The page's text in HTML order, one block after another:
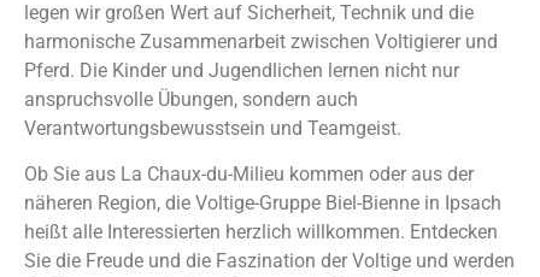
legen wir großen Wert auf Sicherheit, Technik und die
harmonische Zusammenarbeit zwischen Voltigierer und
Pferd. Die Kinder und Jugendlichen lernen nicht nur
anspruchsvolle Übungen, sondern auch
Verantwortungsbewusstsein und Teamgeist.
Ob Sie aus La Chaux-du-Milieu kommen oder aus der
näheren Region, die Voltige-Gruppe Biel-Bienne in Ipsach
heißt alle Interessierten herzlich willkommen. Entdecken
Sie die Freude und die Faszination der Voltige und werden